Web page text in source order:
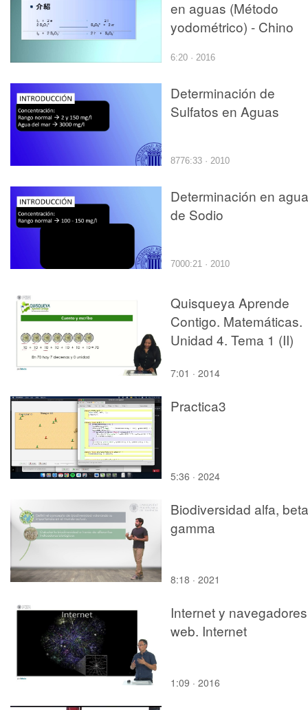
en aguas (Método
yodométrico) - Chino
6:20 · 2016
Determinación de
Sulfatos en Aguas
8776:33 · 2010
Determinación en
de Sodio
7000:21 · 2010
Quisqueya Aprende
Contigo. Matemáticas.
Unidad 4. Tema 1 (II)
7:01 · 2014
Practica3
5:36 · 2024
Biodiversidad alfa,
gamma
8:18 · 2021
Internet y navegadores
web. Internet
1:09 · 2016